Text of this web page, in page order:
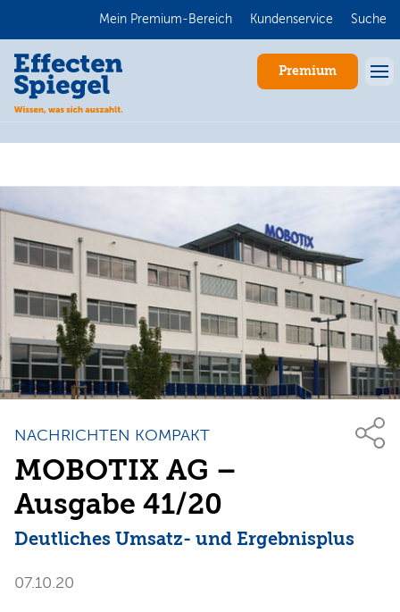
Mein Premium-Bereich Kundenservice Suche
Premium
NACHRICHTEN KOMPAKT
MOBOTIX AG –
Ausgabe 41/20
Deutliches Umsatz- und Ergebnisplus
07.10.20
Anmelden